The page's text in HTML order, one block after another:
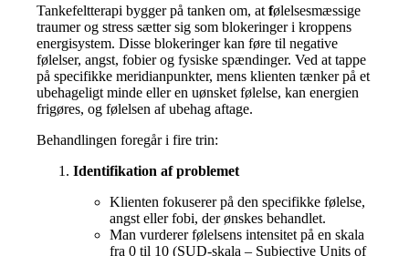
Tankefeltterapi bygger på tanken om, atfølelsesmæssige
traumer og stress sætter sig som blokeringer i kroppens
energisystem. Disse blokeringer kan føre til negative
følelser, angst, fobier og fysiske spændinger. Ved at tappe
på specifikke meridianpunkter, mens klienten tænker på et
ubehageligt minde eller en uønsket følelse, kan energien
frigøres, og følelsen af ubehag aftage.
Behandlingen foregår i fire trin:
Identifikation af problemet
Klienten fokuserer på den specifikke følelse,
angst eller fobi, der ønskes behandlet.
Man vurderer følelsens intensitet på en skala
fra 0 til 10 (SUD-skala – Subjective Units of